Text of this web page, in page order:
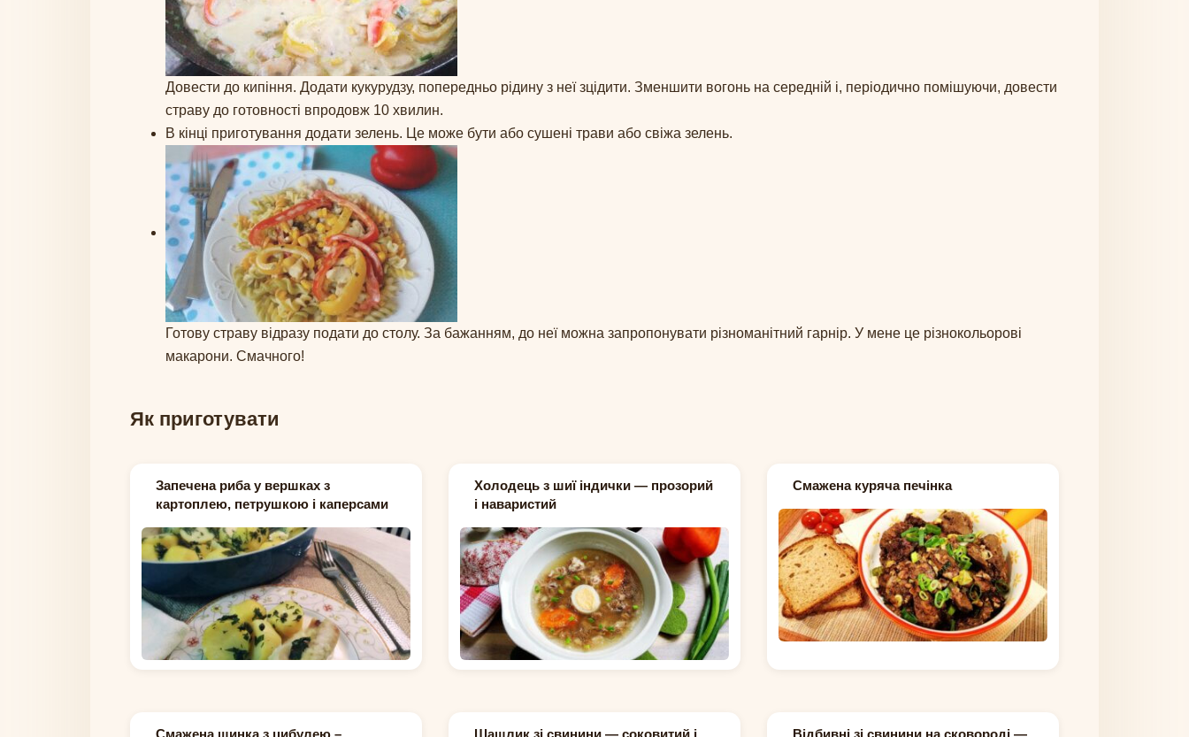
Довести до кипіння. Додати кукурудзу, попередньо рідину з неї зцідити. Зменшити вогонь на середній і, періодично помішуючи, довести
страву до готовності впродовж 10 хвилин.
В кінці приготування додати зелень. Це може бути або сушені трави або свіжа зелень.
Готову страву відразу подати до столу. За бажанням, до неї можна запропонувати різноманітний гарнір. У мене це різнокольорові
макарони. Смачного!
Як приготувати
Запечена риба у вершках з
картоплею, петрушкою і каперсами
Холодець з шиї індички — прозорий
і наваристий
Смажена куряча печінка